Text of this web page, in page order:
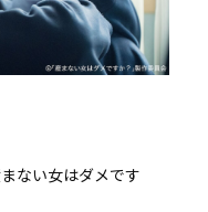
ない女はダメです